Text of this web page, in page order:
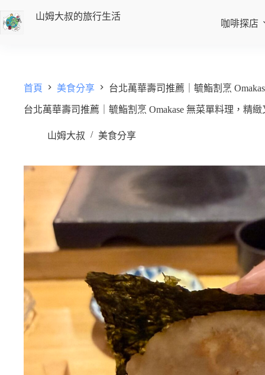
山姆大叔的旅行生活
咖啡探店
首頁 美食分享 台北萬華壽司推薦｜毓鮨割烹
台北萬華壽司推薦｜毓鮨割烹 Omakase 無菜單料理，精
山姆大叔 美食分享